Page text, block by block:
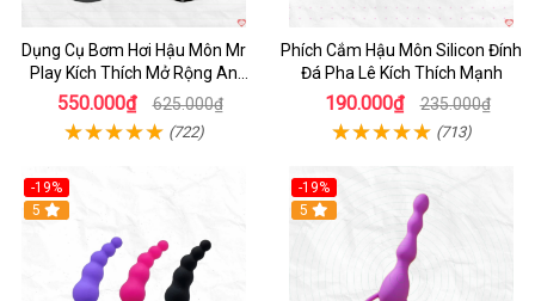
Dụng Cụ Bơm Hơi Hậu Môn Mr
Play Kích Thích Mở Rộng An
Toàn
550.000₫ 625.000₫
(722)
Phích Cắm Hậu Môn Silicon Đính
Đá Pha Lê Kích Thích Mạnh
190.000₫ 235.000₫
(713)
-19%
Hot
5
-19%
Hot
5